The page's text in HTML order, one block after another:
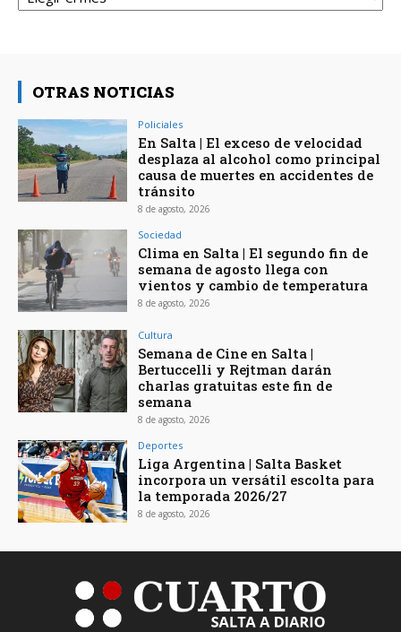
OTRAS NOTICIAS
Policiales
En Salta | El exceso de velocidad
desplaza al alcohol como principal
causa de muertes en accidentes de
tránsito
8 de agosto, 2026
Sociedad
Clima en Salta | El segundo fin de
semana de agosto llega con
vientos y cambio de temperatura
8 de agosto, 2026
Cultura
Semana de Cine en Salta |
Bertuccelli y Rejtman darán
charlas gratuitas este fin de
semana
8 de agosto, 2026
Deportes
Liga Argentina | Salta Basket
incorpora un versátil escolta para
la temporada 2026/27
8 de agosto, 2026